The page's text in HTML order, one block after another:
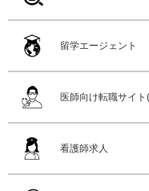
留学エージェント
医師向け転職サイ
看護師求人